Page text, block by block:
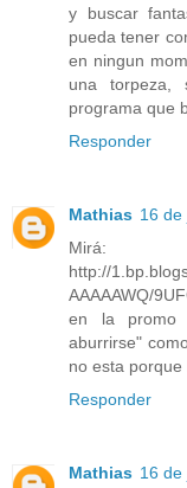
y buscar
pueda tener
en ningun
una torpeza,
programa que
Responder
Mathias 16 de
Mirá:
http://
AAAAAWQ/
en la promo
aburrirse"
no esta porque
Responder
Mathias 16 de